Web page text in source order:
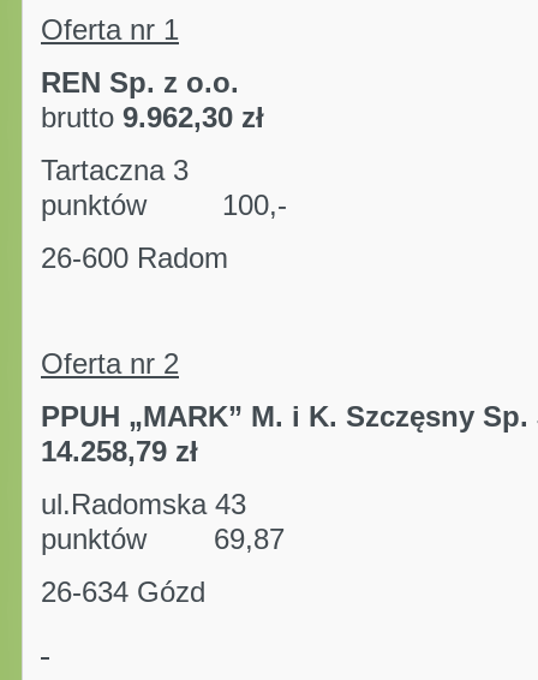
Oferta nr 1
REN Sp. z o.o.
brutto 9.962,30 zł
punktów 100,-
26-600 Radom
Oferta nr 2
PPUH „MARK” M. i K. Szczęsny Sp.
14.258,79 zł
punktów 69,87
26-634 Gózd